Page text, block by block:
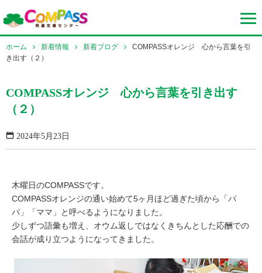
ホーム 新着情報 新着ブログ
COMPASSオレンジ 心から言葉を引
き出す（２）
COMPASSオレンジ 心から言葉を引き出す
（２）
2024年5月23日
木曜日のCOMPASSです。
COMPASSオレンジの通い始めて5ヶ月ほど過ぎた頃から「パ
パ」「ママ」と呼べるようになりました。
少しずつ語彙も増え、オウム返しではなくきちんとした応酬での
会話が成り立つようになってきました。